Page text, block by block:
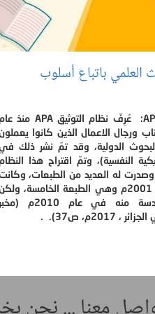
ظهور نظام التوثيق APA: عُرِفّ نظام التوثيق APA منذ عام
ورجال الاعمال الذين كانوا
الدولية، وقد تمّ نشر ذلك
النفسية)، وتمّ اقتراح هذا النظام
له العديد من الطبعات،
آخر طبعة له في عام 2001م وهي الطبعة الخامسة،
صدرت الطبعة السادسة منه في عام 2010م (مخبر
ص37). .